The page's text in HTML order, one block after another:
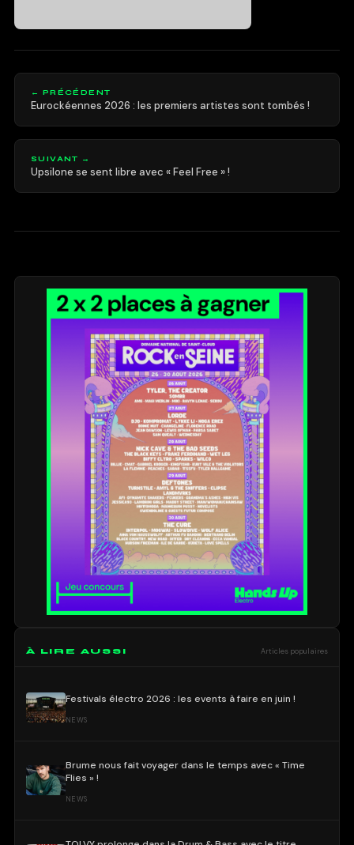
← PRÉCÉDENT
Eurockéennes 2026 : les premiers artistes sont tombés !
SUIVANT →
Upsilone se sent libre avec « Feel Free » !
À LIRE AUSSI Articles populaires
Festivals électro 2026 : les events à faire en juin !
NEWS
Brume nous fait voyager dans le temps avec « Time
Flies » !
NEWS